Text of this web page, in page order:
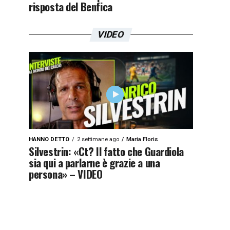
risposta del Benfica
VIDEO
HANNO DETTO 2 settimane ago Maria Floris
Silvestrin: «Ct? Il fatto che Guardiola
sia qui a parlarne è grazie a una
persona» – VIDEO